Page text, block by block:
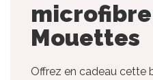
Mouettes
Offrez en cadeau cette